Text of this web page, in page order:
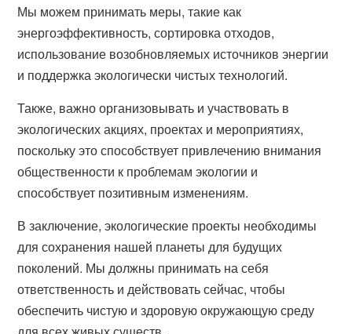
Мы можем принимать меры, такие как
энергоэффективность, сортировка отходов,
использование возобновляемых источников энергии
и поддержка экологически чистых технологий.
Также, важно организовывать и участвовать в
экологических акциях, проектах и мероприятиях,
поскольку это способствует привлечению внимания
общественности к проблемам экологии и
способствует позитивным изменениям.
В заключение, экологические проекты необходимы
для сохранения нашей планеты для будущих
поколений. Мы должны принимать на себя
ответственность и действовать сейчас, чтобы
обеспечить чистую и здоровую окружающую среду